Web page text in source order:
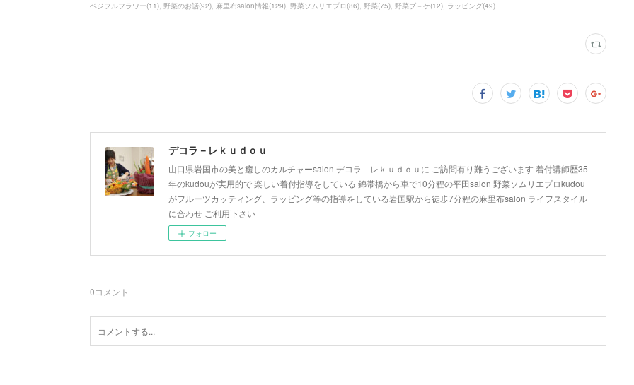
ベジフルフラワー(11) 野菜のお話(92) 麻里布salon情報(129) 野菜ソムリエプロ (86) 野菜(75) 野菜ブ－ケ(12) ラッピング(49)
デコラ－レｋｕｄｏｕ
山口県岩国市の美と癒しのカルチャーsalon デコラ－レｋｕｄｏｕに ご訪問有り難うございます 着付講師歴35
年のkudouが実用的で 楽しい着付指導をしている 錦帯橋から車で10分程の平田salon 野菜ソムリエプロkudou
がフルーツカッティング、ラッピング等の指導をしている岩国駅から徒歩7分程の麻里布salon ライフスタイル
に合わせ ご利用下さい
フォロー
0コメント